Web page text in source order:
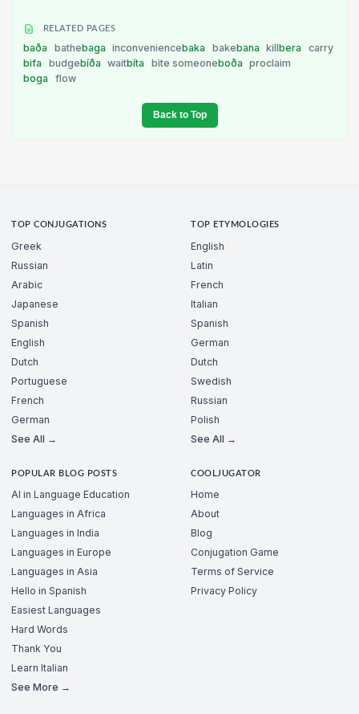
RELATED PAGES
baða bathebaga inconveniencebaka bakebana killbera
carry
bifa
budgebíða waitbíta bite someoneboða
proclaim
boga
flow
Back to Top
TOP CONJUGATIONS
Greek
Russian
Arabic
Japanese
Spanish
English
Dutch
Portuguese
French
German
See All →
TOP ETYMOLOGIES
English
Latin
French
Italian
Spanish
German
Dutch
Swedish
Russian
Polish
See All →
POPULAR BLOG POSTS
AI in Language Education
Languages in Africa
Languages in India
Languages in Europe
Languages in Asia
Hello in Spanish
Easiest Languages
Hard Words
Thank You
Learn Italian
See More →
COOLJUGATOR
Home
About
Blog
Conjugation Game
Terms of Service
Privacy Policy